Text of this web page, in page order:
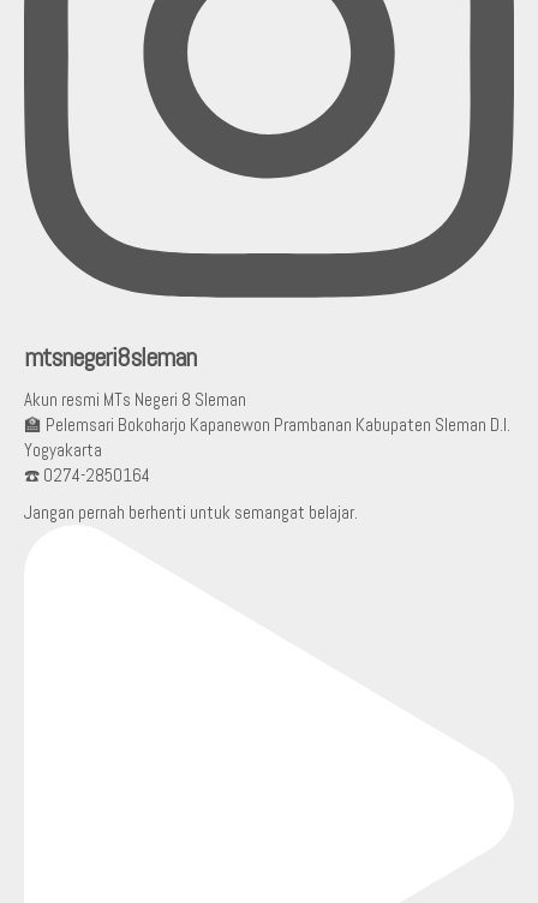
mtsnegeri8sleman
Akun resmi MTs Negeri 8 Sleman
🏫 Pelemsari Bokoharjo Kapanewon Prambanan Kabupaten Sleman D.I.
Yogyakarta
☎️ 0274-2850164
Jangan pernah berhenti untuk semangat belajar.